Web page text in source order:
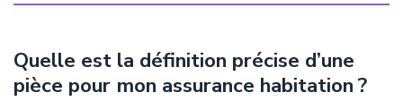
Quelle est la définition précise d’une
pièce pour mon assurance habitation ?